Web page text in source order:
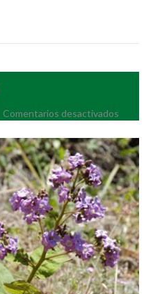
Comentarios desactivados
urens